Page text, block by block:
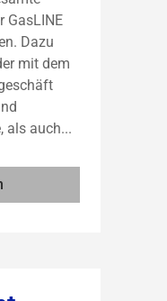
GasLINE
Dazu
mit dem
als auch...